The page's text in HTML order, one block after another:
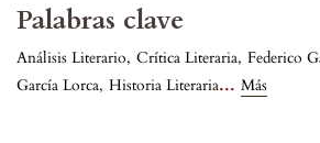
Palabras clave
Análisis Literario, Crítica Literaria, Federico
García Lorca, Historia Literaria... Más